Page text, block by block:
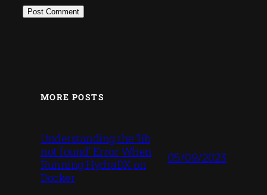
MORE POSTS
Understanding the ‘lib
not found’ Error When
Running HydraDX on
Docker
05/09/2023